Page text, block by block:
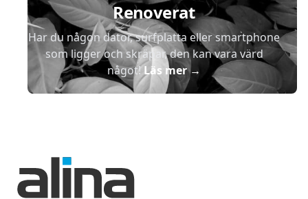
Renoverat
Har du någon dator, surfplatta eller smartphone
som ligger och skräpar, den kan vara värd
något!Läs mer→